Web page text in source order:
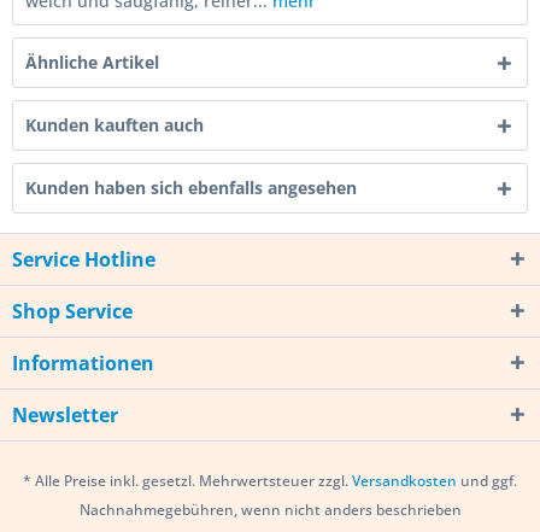
Ähnliche Artikel
Kunden kauften auch
Kunden haben sich ebenfalls angesehen
Service Hotline
Shop Service
Informationen
Newsletter
* Alle Preise inkl. gesetzl. Mehrwertsteuer zzgl.Versandkosten und ggf.
Nachnahmegebühren, wenn nicht anders beschrieben